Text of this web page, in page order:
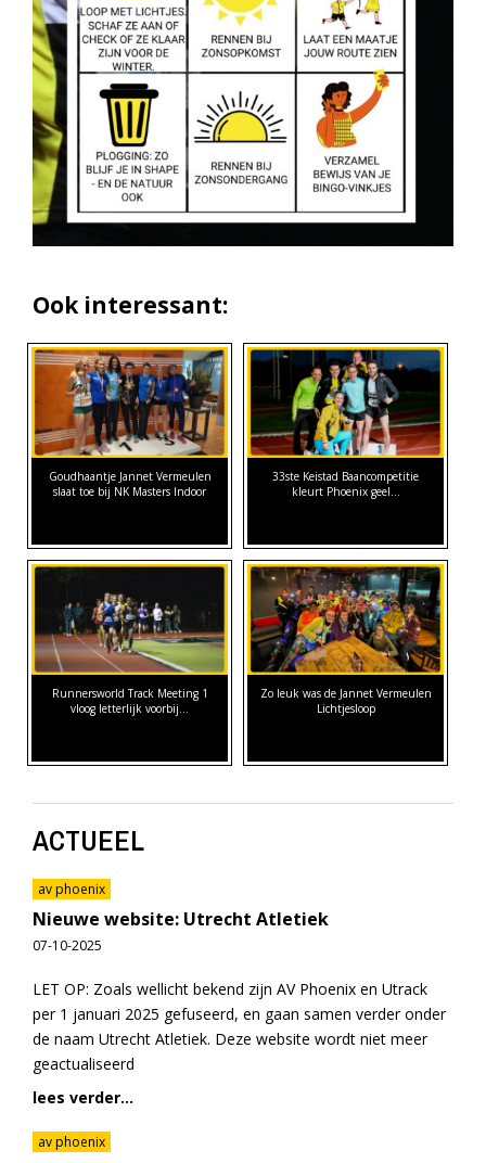
Ook interessant:
Goudhaantje Jannet Vermeulen
slaat toe bij NK Masters Indoor
33ste Keistad Baancompetitie
kleurt Phoenix geel…
Runnersworld Track Meeting 1
vloog letterlijk voorbij...
Zo leuk was de Jannet Vermeulen
Lichtjesloop
ACTUEEL
av phoenix
Nieuwe website: Utrecht Atletiek
07-10-2025
LET OP: Zoals wellicht bekend zijn AV Phoenix en Utrack
per 1 januari 2025 gefuseerd, en gaan samen verder onder
de naam Utrecht Atletiek. Deze website wordt niet meer
geactualiseerd
lees verder...
av phoenix